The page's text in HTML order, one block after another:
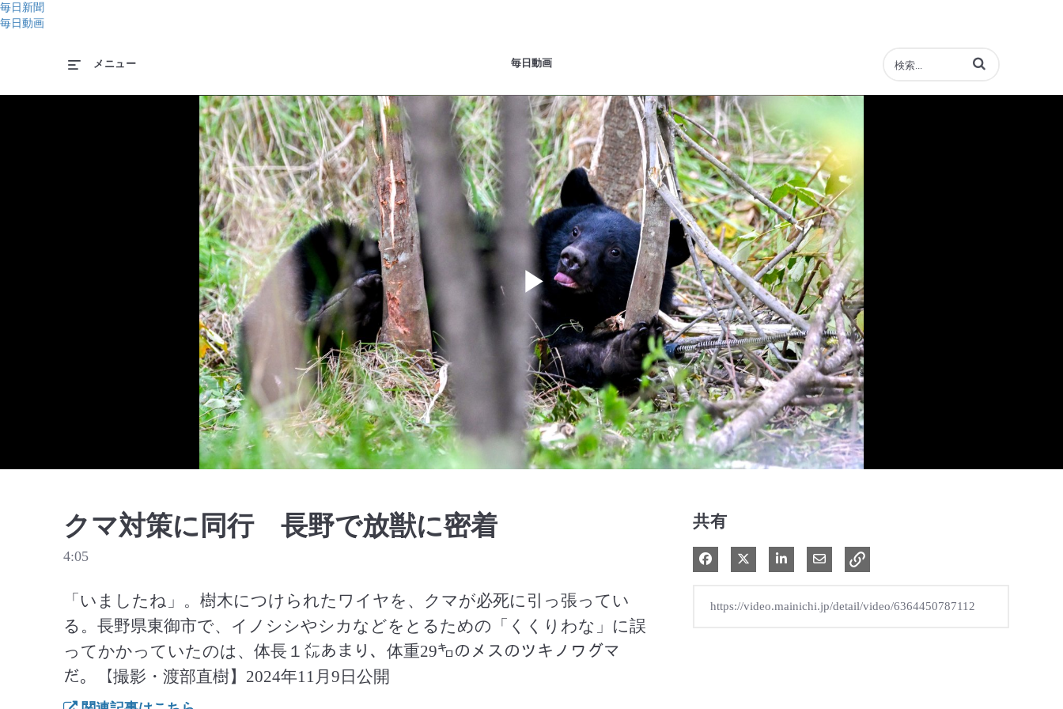
毎日新聞
毎日動画
毎日動画
メニュー 動画の検索語句を入力
Play
Video
クマ対策に同行 長野で放獣に密着
4:05
「いましたね」。樹木につけられたワイヤを、クマが必死に引っ張ってい
る。長野県東御市で、イノシシやシカなどをとるための「くくりわな」に誤
ってかかっていたのは、体長１㍍あまり、体重29㌔のメスのツキノワグマ
だ。【撮影・渡部直樹】2024年11月9日公開
共有
Facebook で共有
Xで共有する
LinkedIn で共有電子メールで共有